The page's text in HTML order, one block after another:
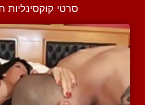
סרטי קוקסינליות